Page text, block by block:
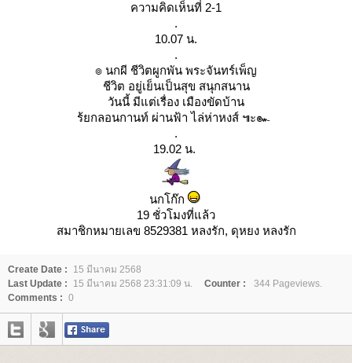
ความคิดเห็นที่ 2-1
.
10.07 น.
.
๏ นกผี ชีวิตผูกพัน พระจันทร์เพ็ญ
ชีวิต อยู่เย็นเป็นสุข สนุกสนาน
วันนี้ มีแต่เรื่อง เมืองขัดบ้าน
ร้ยกลอนกานท์ ผ่านฟ้า ไล่ห่าหงส์ ๚ะ๛
.
19.02 น.
นกโก๊ก
19 ชั่วโมงที่แล้ว
สมาชิกหมายเลข 8529381 หลงรัก, ดุหยง หลงรัก
Create Date :
15 มีนาคม 2568
Last Update :
15 มีนาคม 2568 23:31:09 น. Counter :
344 Pageviews.
Comments : 0